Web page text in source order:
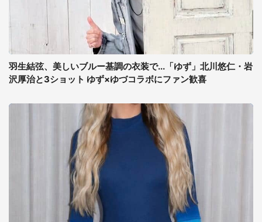
羽生結弦、美しいブルー基調の衣装で...「ゆず」北川悠仁・岩
沢厚治と3ショット ゆず×ゆづコラボにファン歓喜